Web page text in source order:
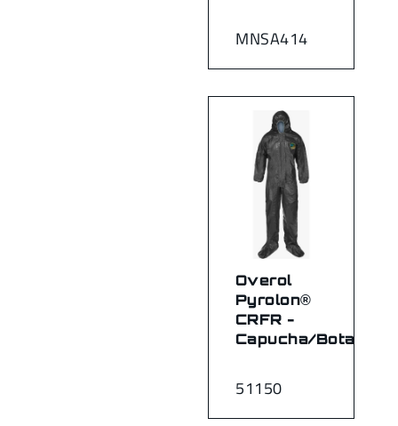
MNSA414
51150
Overol
Pyrolon®
CRFR -
Capucha/Botas